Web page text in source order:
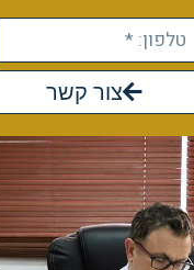
צור קשר